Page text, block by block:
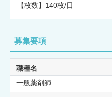
【枚数】140枚/日
募集要項
職種名
一般薬剤師